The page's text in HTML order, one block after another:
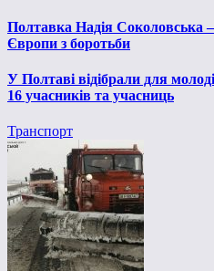
Полтавка Надія Соколовська
Європи з боротьби
У Полтаві відібрали для
16 учасників та учасниць
Транспорт